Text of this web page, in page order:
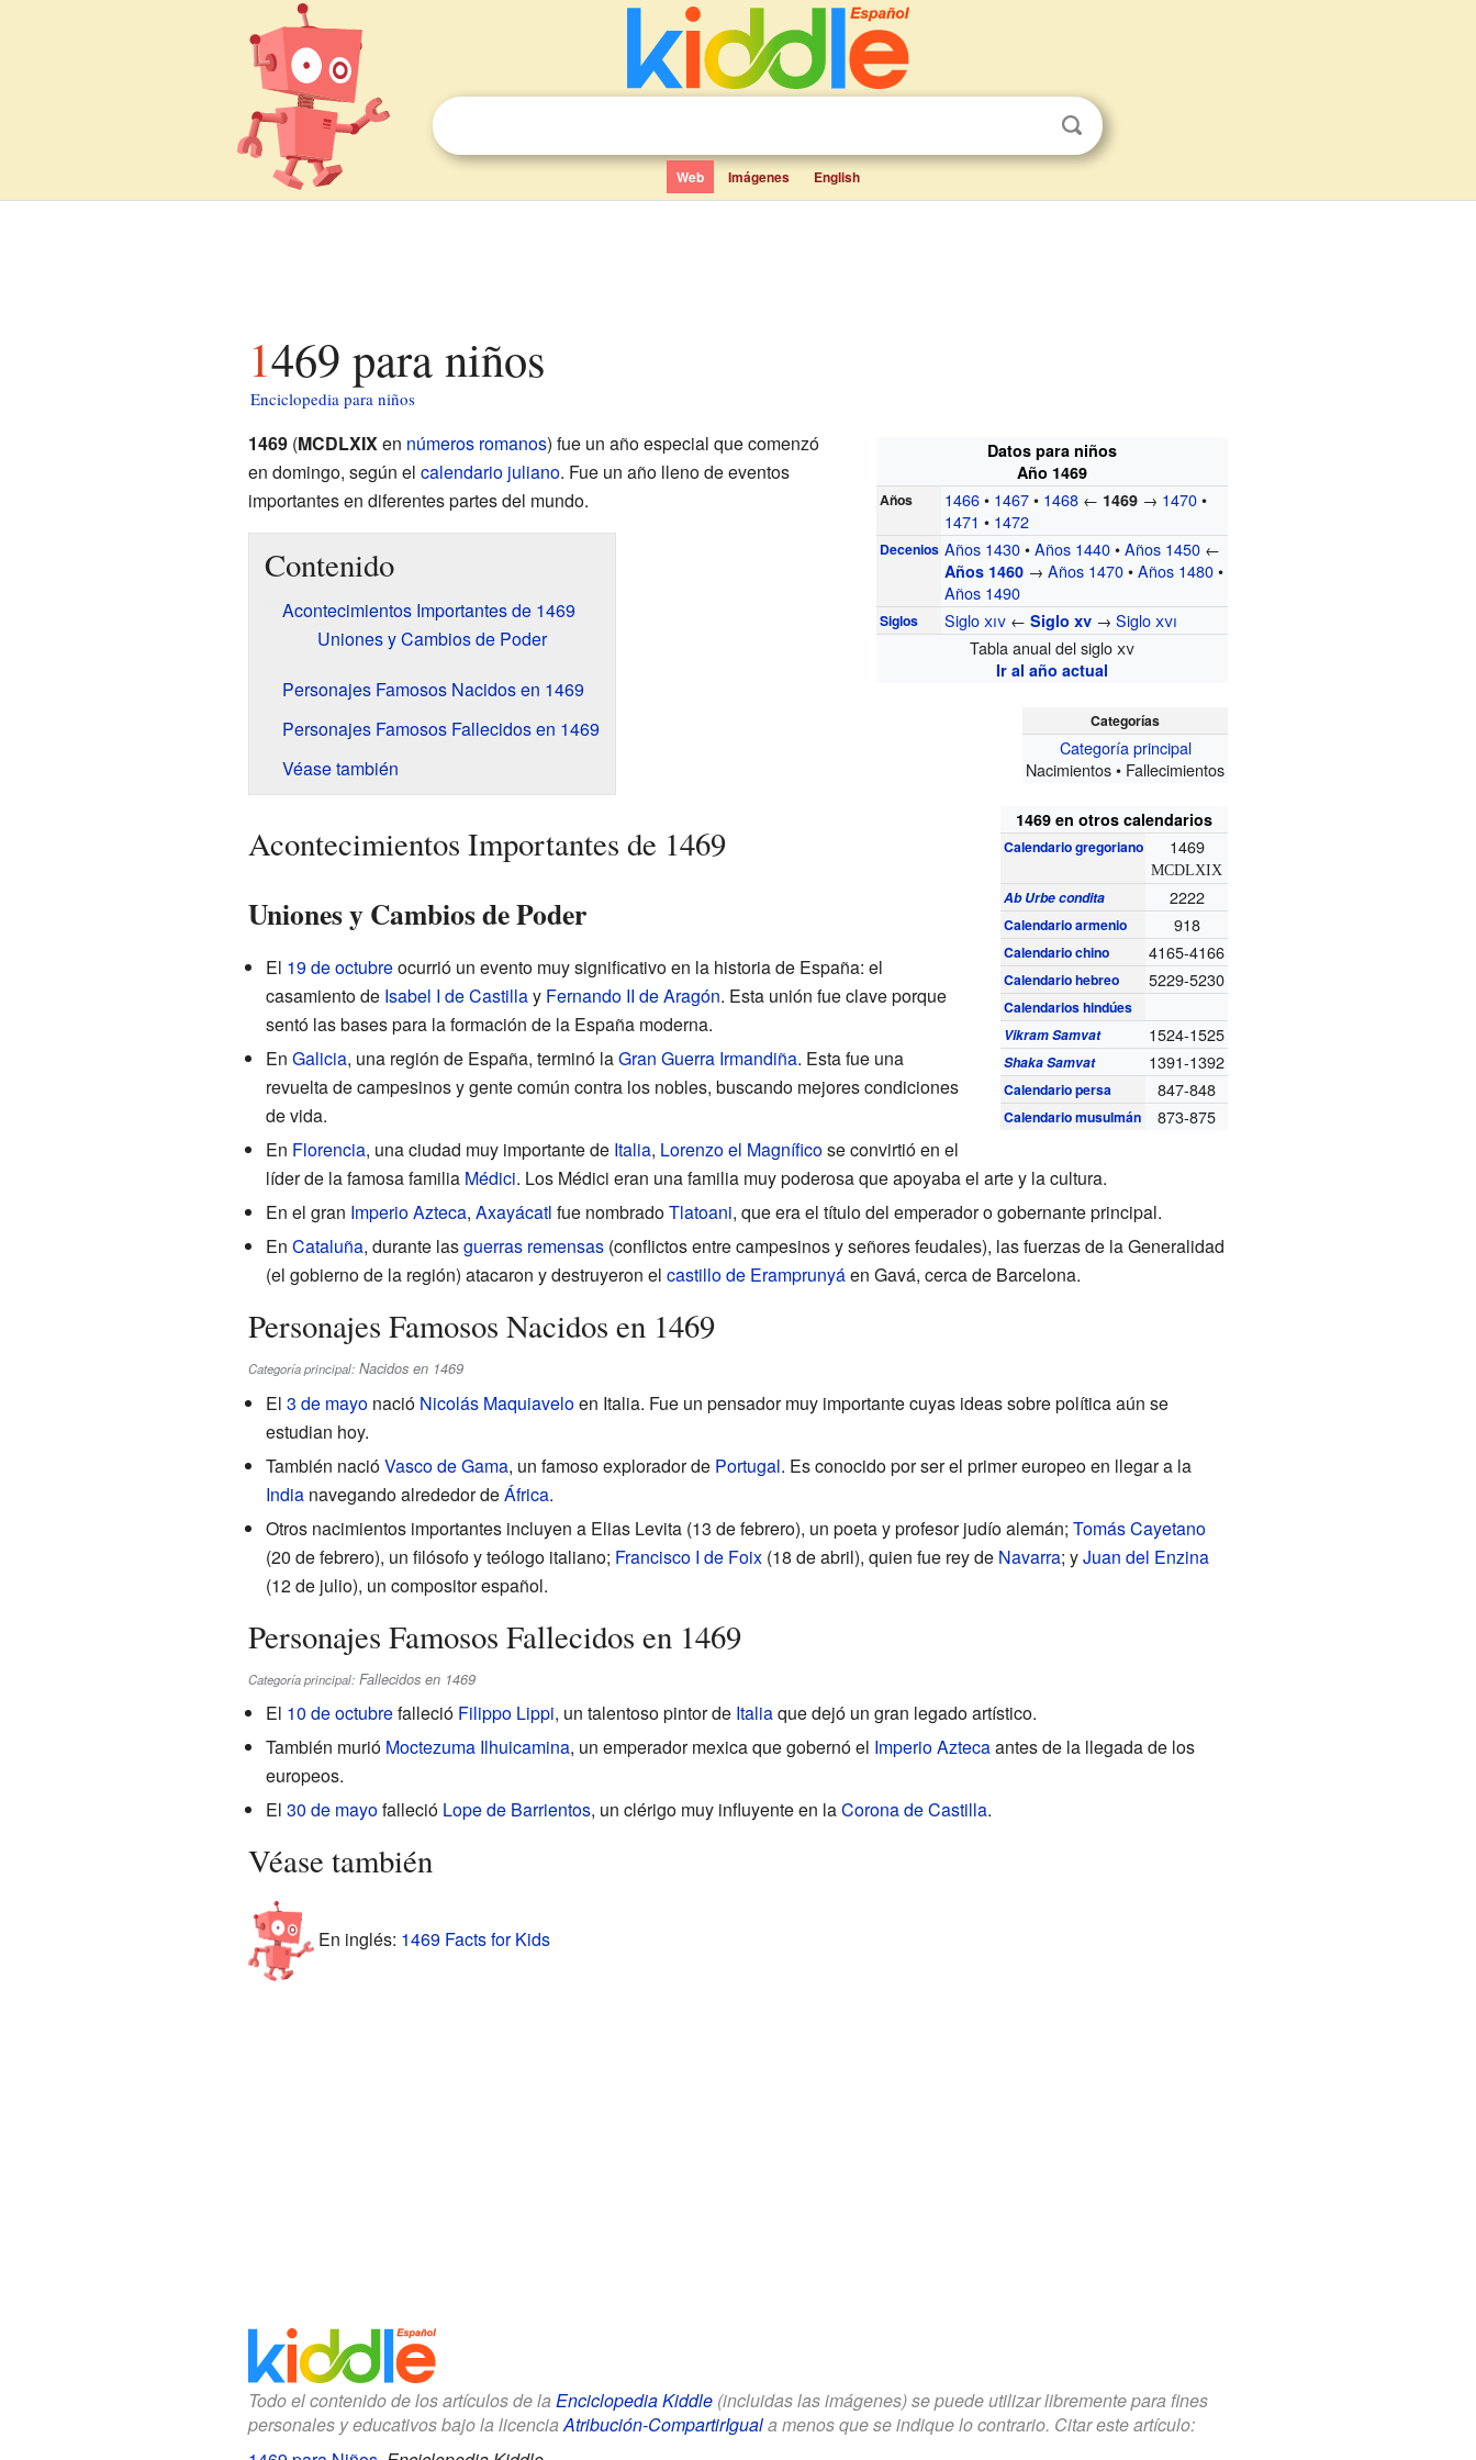
Web Imágenes English
1469 para niños
Enciclopedia para niños
Datos para niños
Año 1469
Años 1466• 1467• 1468 ← 1469 → 1470•
1471 • 1472
Decenios Años 1430•Años 1440•Años 1450 ←
Años 1460 →Años 1470•Años 1480•
Años 1490
Siglos Sigloxiv ←Sigloxv →Sigloxvi
Tabla anual del sigloxv
Ir al año actual
Categorías
Categoría principal
Nacimientos • Fallecimientos
1469 en otros calendarios
Calendario gregoriano 1469
MCDLXIX
Ab Urbe condita 2222
Calendario armenio 918
Calendario chino 4165-4166
Calendario hebreo 5229-5230
Calendarios hindúes
Vikram Samvat
1524-1525
Shaka Samvat 1391-1392
Calendario persa 847-848
Calendario musulmán 873-875
1469(MCDLXIXen números romanos) fue un año especial que comenzó
en domingo, según el calendario juliano. Fue un año lleno de eventos
importantes en diferentes partes del mundo.
Contenido
Acontecimientos Importantes de 1469
Uniones y Cambios de Poder
Personajes Famosos Nacidos en 1469
Personajes Famosos Fallecidos en 1469
Véase también
Acontecimientos Importantes de 1469
Uniones y Cambios de Poder
El 19 de octubreocurrió un evento muy significativo en la historia de España: el
casamiento de Isabel I de Castillay Fernando II de Aragón. Esta unión fue clave porque
sentó las bases para la formación de la España moderna.
En Galicia, una región de España, terminó laGran Guerra Irmandiña. Esta fue una
revuelta de campesinos y gente común contra los nobles, buscando mejores condiciones
de vida.
En Florencia, una ciudad muy importante de Italia, Lorenzo el Magníficose convirtió en el
líder de la famosa familia Médici. Los Médici eran una familia muy poderosa que apoyaba el arte y la cultura.
En el gran Imperio Azteca, Axayácatl fue nombradoTlatoani, que era el título del emperador o gobernante principal.
En Cataluña, durante lasguerras remensas(conflictos entre campesinos y señores feudales), las fuerzas de la Generalidad
(el gobierno de la región) atacaron y destruyeron el castillo de Eramprunyáen Gavá, cerca de Barcelona.
Personajes Famosos Nacidos en 1469
Categoría principal: Nacidos en 1469
El 3 de mayonació Nicolás Maquiaveloen Italia. Fue un pensador muy importante cuyas ideas sobre política aún se
estudian hoy.
También nacióVasco de Gama, un famoso explorador de Portugal. Es conocido por ser el primer europeo en llegar a la
Indianavegando alrededor deÁfrica.
Otros nacimientos importantes incluyen a Elias Levita (13 de febrero), un poeta y profesor judío alemán; Tomás Cayetano
(20 de febrero), un filósofo y teólogo italiano; Francisco I de Foix(18 de abril), quien fue rey de Navarra; yJuan del Enzina
(12 de julio), un compositor español.
Personajes Famosos Fallecidos en 1469
Categoría principal: Fallecidos en 1469
El 10 de octubrefalleció Filippo Lippi, un talentoso pintor de Italiaque dejó un gran legado artístico.
También murió Moctezuma Ilhuicamina, un emperador mexica que gobernó el Imperio Aztecaantes de la llegada de los
europeos.
El 30 de mayofalleció Lope de Barrientos, un clérigo muy influyente en laCorona de Castilla.
Véase también
En inglés: 1469 Facts for Kids
Todo el contenido de los artículos de la Enciclopedia Kiddle(incluidas las imágenes) se puede utilizar libremente para fines
personales y educativos bajo la licenciaAtribución-CompartirIguala menos que se indique lo contrario. Citar este artículo: